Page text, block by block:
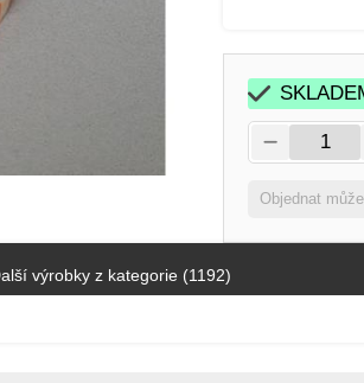
Objednat
výrobky z kategorie (1192)